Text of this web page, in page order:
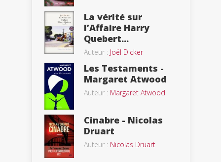
La vérité sur
l’Affaire Harry
Quebert...
Auteur : Joël Dicker
Les Testaments -
Margaret Atwood
Auteur : Margaret Atwood
Cinabre - Nicolas
Druart
Auteur : Nicolas Druart